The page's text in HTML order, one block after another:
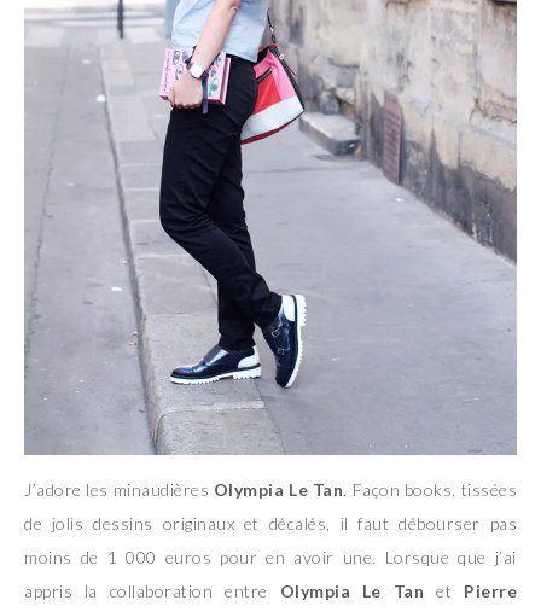
J’adore les minaudières Olympia Le Tan. Façon books, tissées
de jolis dessins originaux et décalés, il faut débourser pas
moins de 1 000 euros pour en avoir une. Lorsque que j’ai
appris la collaboration entre Olympia Le Tan et Pierre